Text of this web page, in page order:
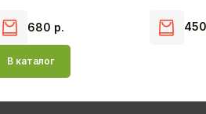
680 р.
В каталог